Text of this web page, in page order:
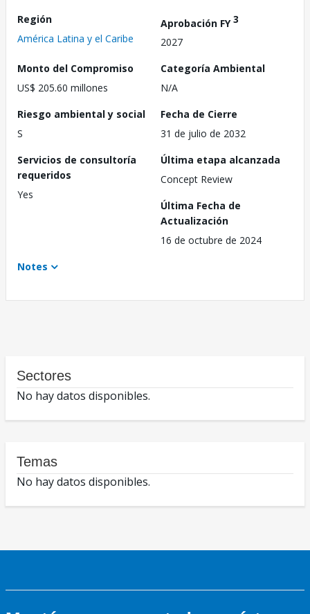
Región
América Latina y el Caribe
Aprobación FY3
2027
Monto del Compromiso
US$ 205.60 millones
Categoría Ambiental
N/A
Riesgo ambiental y social
S
Fecha de Cierre
31 de julio de 2032
Servicios de consultoría
requeridos
Yes
Última etapa alcanzada
Concept Review
Última Fecha de
Actualización
16 de octubre de 2024
Notes
Sectores
No hay datos disponibles.
Temas
No hay datos disponibles.